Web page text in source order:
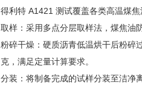
得利特 A1421 测试覆盖各类高温煤
取样：采用多点分层取样法，煤焦油
粉碎干燥：硬质沥青低温烘干后粉碎
克，满足定量计算要求。
分装：将制备完成的试样分装至洁净